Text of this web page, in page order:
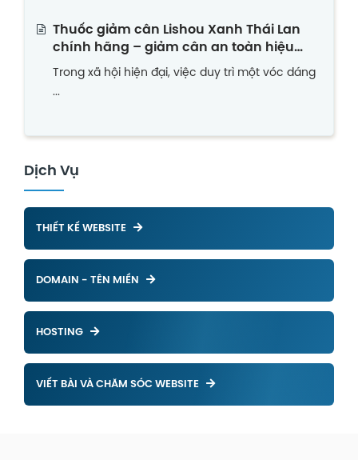
Thuốc giảm cân Lishou Xanh Thái Lan
chính hãng – giảm cân an toàn hiệu
quả
Trong xã hội hiện đại, việc duy trì một vóc dáng
...
Dịch Vụ
THIẾT KẾ WEBSITE
DOMAIN - TÊN MIỀN
HOSTING
VIẾT BÀI VÀ CHĂM SÓC WEBSITE